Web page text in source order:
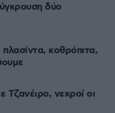
δύο
κοθρόπιτα,
Τζανέιρο, νεκροί οι